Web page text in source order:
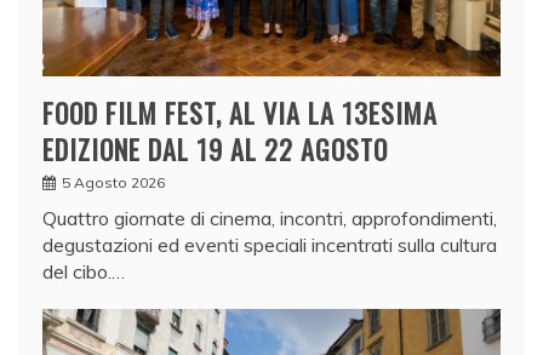
FOOD FILM FEST, AL VIA LA 13ESIMA
EDIZIONE DAL 19 AL 22 AGOSTO
5 Agosto 2026
Quattro giornate di cinema, incontri, approfondimenti,
degustazioni ed eventi speciali incentrati sulla cultura
del cibo.…